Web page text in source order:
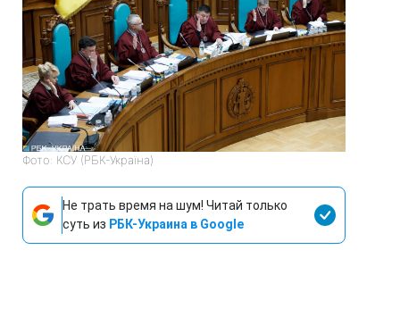
Фото: КСУ (РБК-Україна)
Не трать время на шум! Читай только
суть из РБК-Украина в Google